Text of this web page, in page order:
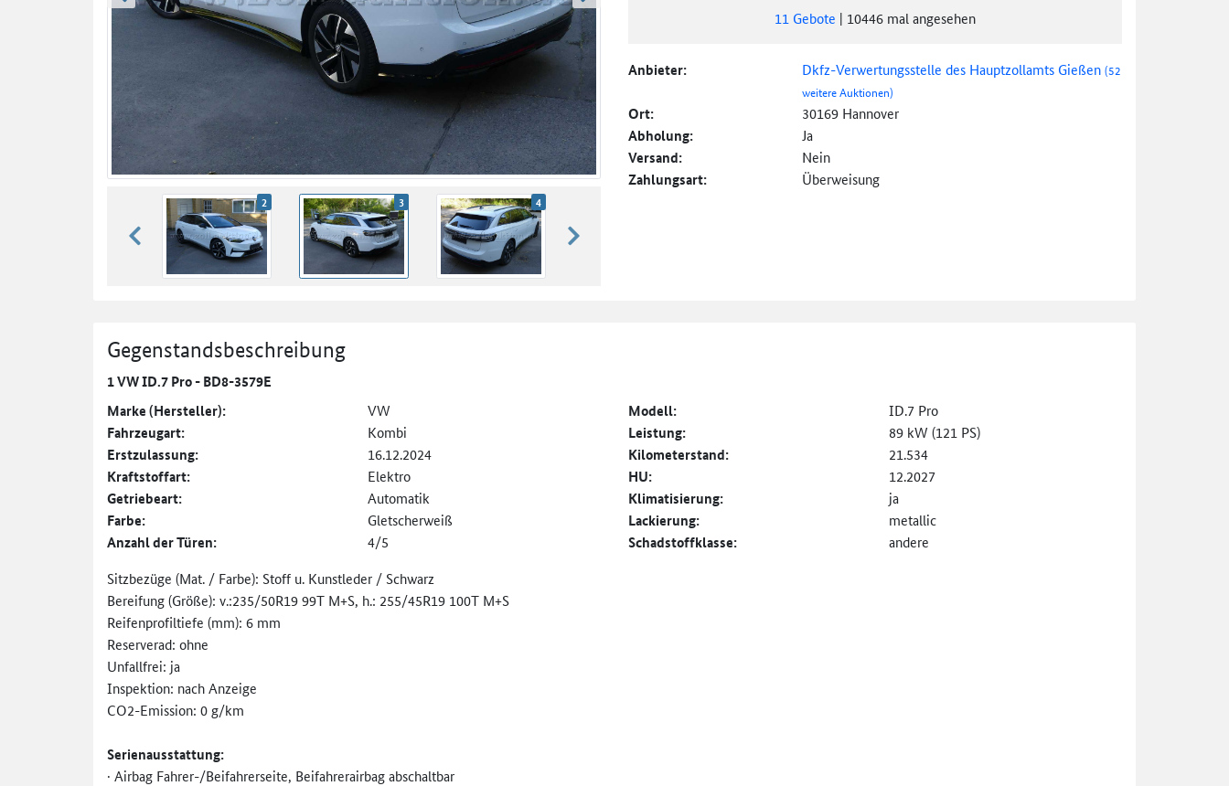
zurück blättern
2 3 4
weiter blättern
11 Gebote | 10446 mal angesehen
Anbieter: Dkfz-Verwertungsstelle des Hauptzollamts Gießen (52
weitere Auktionen)
Ort: 30169 Hannover
Abholung: Ja
Versand: Nein
Zahlungsart: Überweisung
Gegenstandsbeschreibung
1 VW ID.7 Pro - BD8-3579E
Marke (Hersteller):
VW Modell: ID.7 Pro
Fahrzeugart: Kombi Leistung: 89 kW (121 PS)
Erstzulassung: 16.12.2024 Kilometerstand: 21.534
Kraftstoffart: Elektro HU: 12.2027
Getriebeart: Automatik Klimatisierung: ja
Farbe: Gletscherweiß Lackierung: metallic
Anzahl der Türen: 4/5 Schadstoffklasse:
andere
Sitzbezüge (Mat. / Farbe): Stoff u. Kunstleder / Schwarz
Bereifung (Größe): v.:235/50R19 99T M+S, h.: 255/45R19 100T M+S
Reifenprofiltiefe (mm): 6 mm
Reserverad: ohne
Unfallfrei: ja
Inspektion: nach Anzeige
CO2-Emission: 0 g/km
Serienausstattung:
· Airbag Fahrer-/Beifahrerseite, Beifahrerairbag abschaltbar